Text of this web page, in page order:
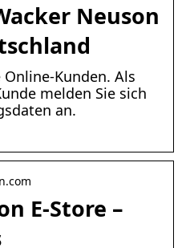
Neuson
Kunden. Als
melden Sie sich
an.
E-Store –